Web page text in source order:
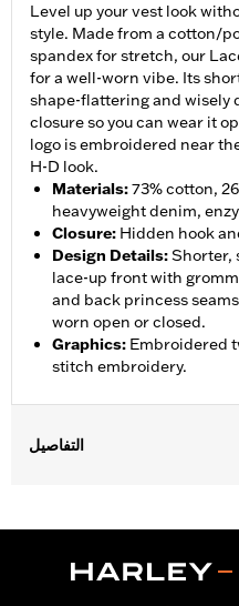
Level up your vest look
style. Made from a cotton/
spandex for stretch, our
for a well-worn vibe. Its
shape-flattering and wisely
closure so you can wear it
logo is embroidered near
H-D look.
Materials:73% cotton,
heavyweight denim,
Closure: Hidden hook
Design Details:Shorter,
lace-up front with
and back princess
worn open or closed.
Graphics: Embroidered
stitch embroidery.
التفاصيل
WARRANTY:2 year limited
Imported